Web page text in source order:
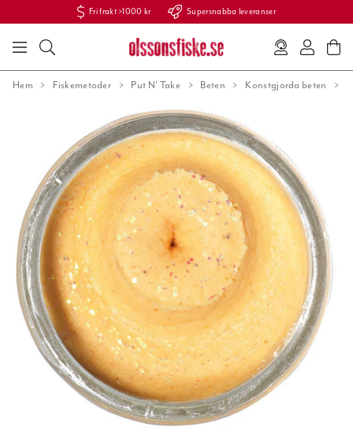
Fri frakt >1000 kr Supersnabba leveranser
Hem Fiskemetoder Put N' Take Beten Konstgjorda beten